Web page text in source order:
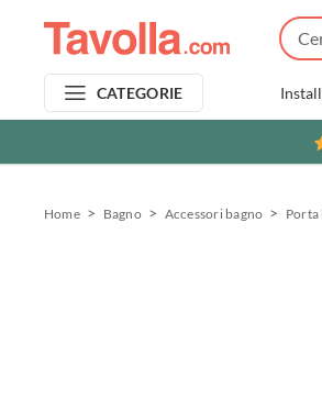
CATEGORIE
Home Bagno Accessori bagno